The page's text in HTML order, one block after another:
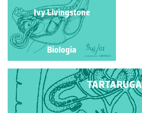
STRI - Rapinas Nocturnas
de Portugal
Biologia
Ivy Livingstone
Biologia
TARTARUGA